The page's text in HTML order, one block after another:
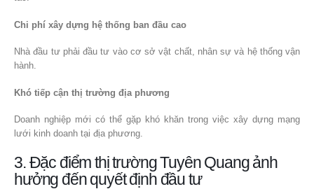
Chi phí xây dựng hệ thống ban đầu cao
Nhà đầu tư phải đầu tư vào cơ sở vật chất, nhân sự và hệ thống vận
hành.
Khó tiếp cận thị trường địa phương
Doanh nghiệp mới có thể gặp khó khăn trong việc xây dựng mạng
lưới kinh doanh tại địa phương.
3. Đặc điểm thị trường Tuyên Quang ảnh
hưởng đến quyết định đầu tư